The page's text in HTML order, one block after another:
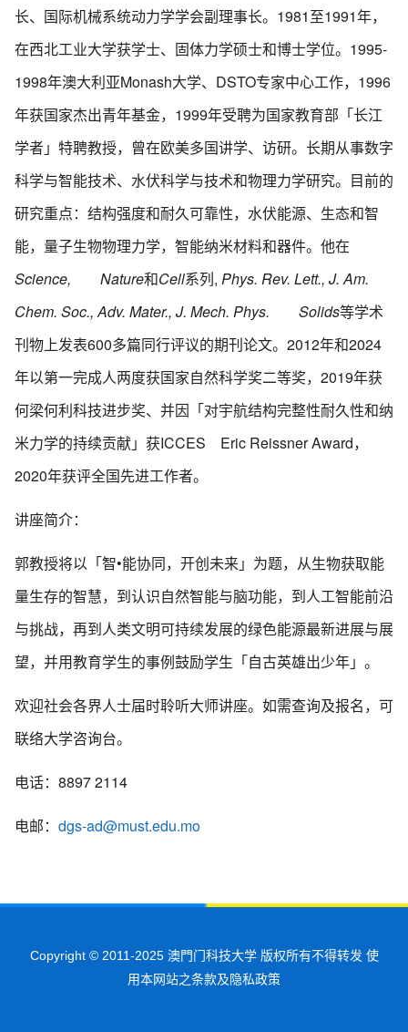
长、国际机械系统动力学学会副理事长。1981至1991年，
在西北工业大学获学士、固体力学硕士和博士学位。1995-
1998年澳大利亚Monash大学、DSTO专家中心工作，1996
年获国家杰出青年基金，1999年受聘为国家教育部「长江
学者」特聘教授，曾在欧美多国讲学、访研。长期从事数字
科学与智能技术、水伏科学与技术和物理力学研究。目前的
研究重点：结构强度和耐久可靠性，水伏能源、生态和智
能，量子生物物理力学，智能纳米材料和器件。他在
Science, Nature和Cell系列, Phys. Rev. Lett., J. Am.
Chem. Soc., Adv. Mater., J. Mech. Phys. Solids等学术
刊物上发表600多篇同行评议的期刊论文。2012年和2024
年以第一完成人两度获国家自然科学奖二等奖，2019年获
何梁何利科技进步奖、并因「对宇航结构完整性耐久性和纳
米力学的持续贡献」获ICCES Eric Reissner Award，
2020年获评全国先进工作者。
讲座简介：
郭教授将以「智•能协同，开创未来」为题，从生物获取能
量生存的智慧，到认识自然智能与脑功能，到人工智能前沿
与挑战，再到人类文明可持续发展的绿色能源最新进展与展
望，并用教育学生的事例鼓励学生「自古英雄出少年」。
欢迎社会各界人士届时聆听大师讲座。如需查询及报名，可
联络大学咨询台。
电话：8897 2114
电邮： dgs-ad@must.edu.mo
Copyright © 2011-2025 澳門门科技大学 版权所有不得转发 使
用本网站之条款及隐私政策